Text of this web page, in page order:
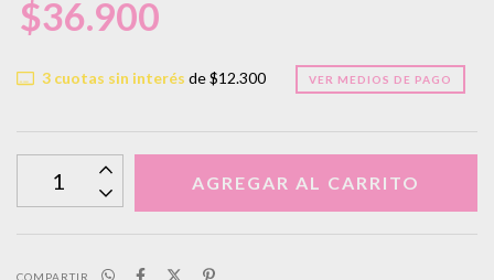
$36.900
3cuotas sin interés de$12.300 VER MEDIOS DE PAGO
COMPARTIR